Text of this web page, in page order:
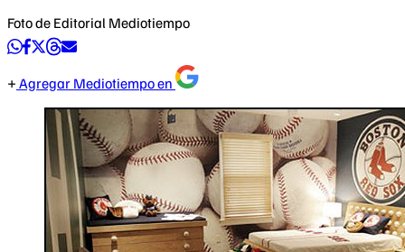
Foto de Editorial Mediotiempo
Agregar Mediotiempo en